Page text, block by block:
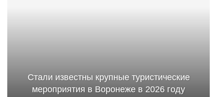
Стали известны крупные туристические
мероприятия в Воронеже в 2026 году